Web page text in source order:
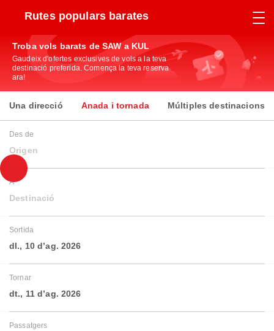
Rutes populars barates
Troba vols barats de SAW a KUL
Gaudeix d'ofertes exclusives de vols a la teva
destinació preferida. Comença la teva reserva
ara!
Una direcció Anada i tornada Múltiples destinacions
Des de
Origen
A
Destinació
Sortida
dl., 10 d’ag. 2026
Tornar
dt., 11 d’ag. 2026
Passatgers